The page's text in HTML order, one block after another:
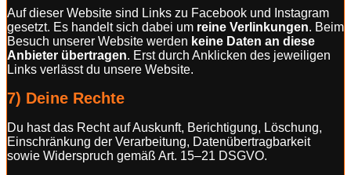
Auf dieser Website sind Links zu Facebook und Instagram
gesetzt. Es handelt sich dabei um reine Verlinkungen. Beim
Besuch unserer Website werden keine Daten an diese
Anbieter übertragen. Erst durch Anklicken des jeweiligen
Links verlässt du unsere Website.
7) Deine Rechte
Du hast das Recht auf Auskunft, Berichtigung, Löschung,
Einschränkung der Verarbeitung, Datenübertragbarkeit
sowie Widerspruch gemäß Art. 15–21 DSGVO.